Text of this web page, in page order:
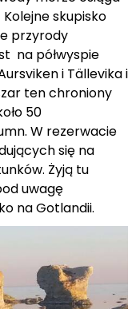
skupisko
przyrody
na półwyspie
i Tällevika i
ten chroniony
50
W rezerwacie
się na
Żyją tu
uwagę
na Gotlandii.